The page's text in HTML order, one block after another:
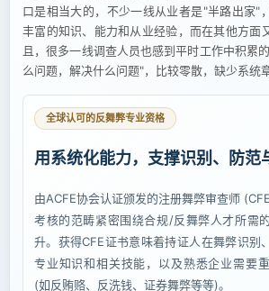
口是相当大的，不少一线从业者是"半路出家"
丰富的知识、能力和从业经验，而在其他方面
且，很多一线调查人员也感到平时工作中积累
么问题，解决什么问题"，比较零散，缺少系统章
全球认可的反舞弊专业资格
用系统化能力，支撑识别、防范
由ACFE协会认证颁发的注册舞弊审查师
考核的范畴紧密围绕合规/反舞弊人才所需
升。获得CFE证书意味着持证人在舞弊识别
专业知识和相关技能，以及熟悉企业需要
(如反贿赂、反洗钱、证券舞弊等等)。